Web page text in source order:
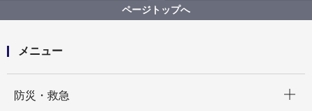
横浜市広告付案内サイン・公衆無線整備事業
ページトップへ
メニュー
防災・救急